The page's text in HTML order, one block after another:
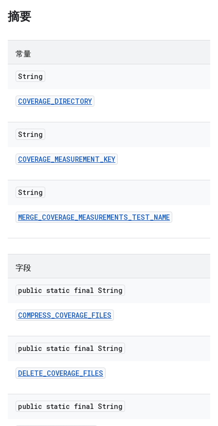
摘要
常量
String
COVERAGE_DIRECTORY
String
COVERAGE_MEASUREMENT_KEY
String
MERGE_COVERAGE_MEASUREMENTS_TEST_NAME
字段
public static final String
COMPRESS_COVERAGE_FILES
public static final String
DELETE_COVERAGE_FILES
public static final String